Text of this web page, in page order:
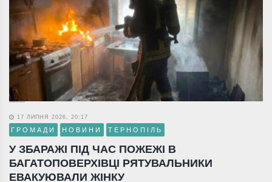
17 ЛИПНЯ 2026, 20:17
ГРОМАДИ НОВИНИ ТЕРНОПІЛЬ
У ЗБАРАЖІ ПІД ЧАС ПОЖЕЖІ В
БАГАТОПОВЕРХІВЦІ РЯТУВАЛЬНИКИ
ЕВАКУЮВАЛИ ЖІНКУ